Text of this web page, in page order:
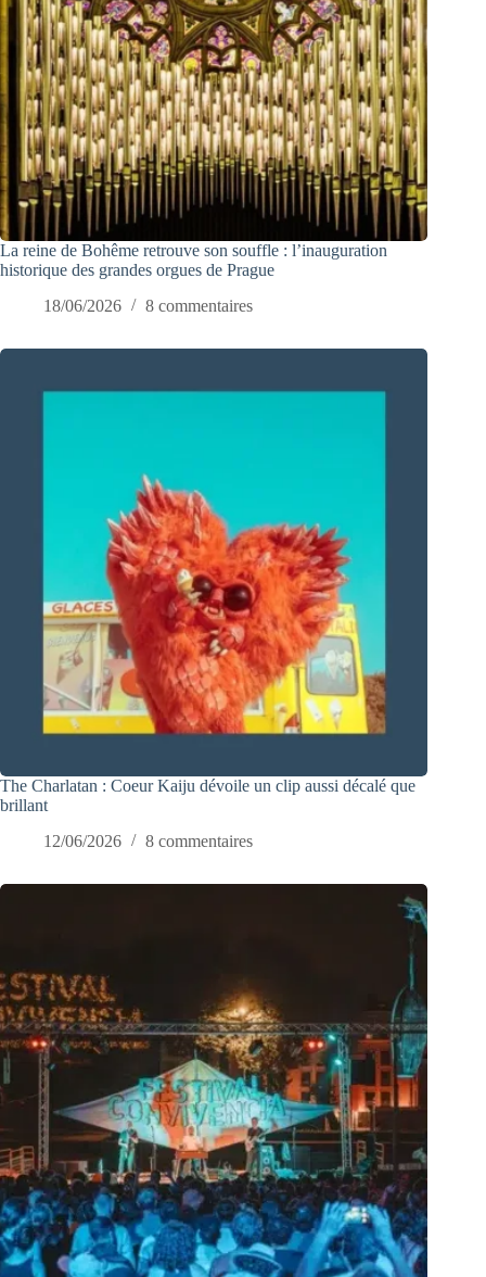
La reine de Bohême retrouve son souffle : l’inauguration
historique des grandes orgues de Prague
18/06/2026
8 commentaires
The Charlatan : Coeur Kaiju dévoile un clip aussi décalé que
brillant
12/06/2026
8 commentaires